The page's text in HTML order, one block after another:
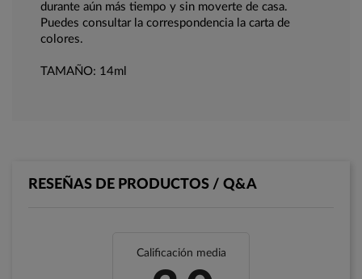
durante aún más tiempo y sin moverte de casa.
Puedes consultar la correspondencia la carta de
colores.
TAMAÑO: 14ml
RESEÑAS DE PRODUCTOS / Q&A
Calificación media